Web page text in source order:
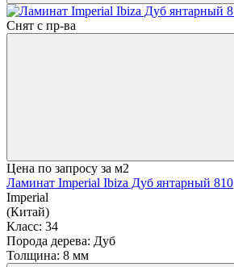
Снят с пр-ва
Цена по запросу за м2
Ламинат Imperial Ibiza Дуб янтарный 810
Imperial
(Китай)
Класс: 34
Порода дерева: Дуб
Толщина: 8 мм